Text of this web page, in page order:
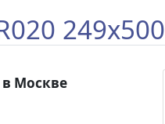
249x500
Москве